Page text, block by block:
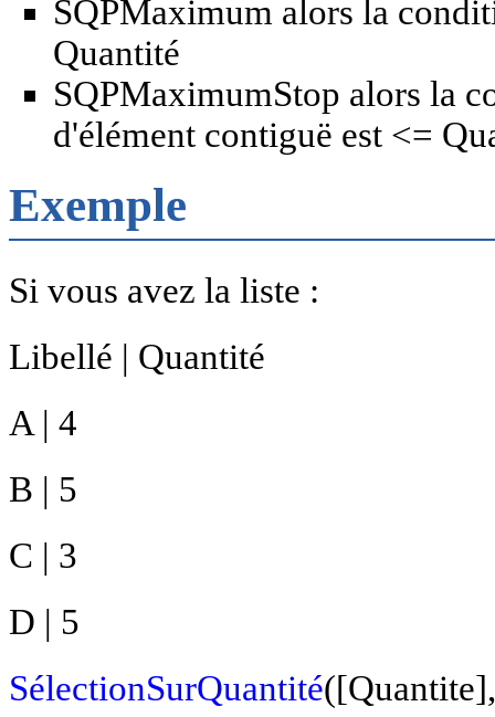
SQPMaximum alors la
Quantité
SQPMaximumStop alors la
d'élément contiguë est <=
Exemple
Si vous avez la liste :
Libellé | Quantité
A | 4
B | 5
C | 3
D | 5
SélectionSurQuantité